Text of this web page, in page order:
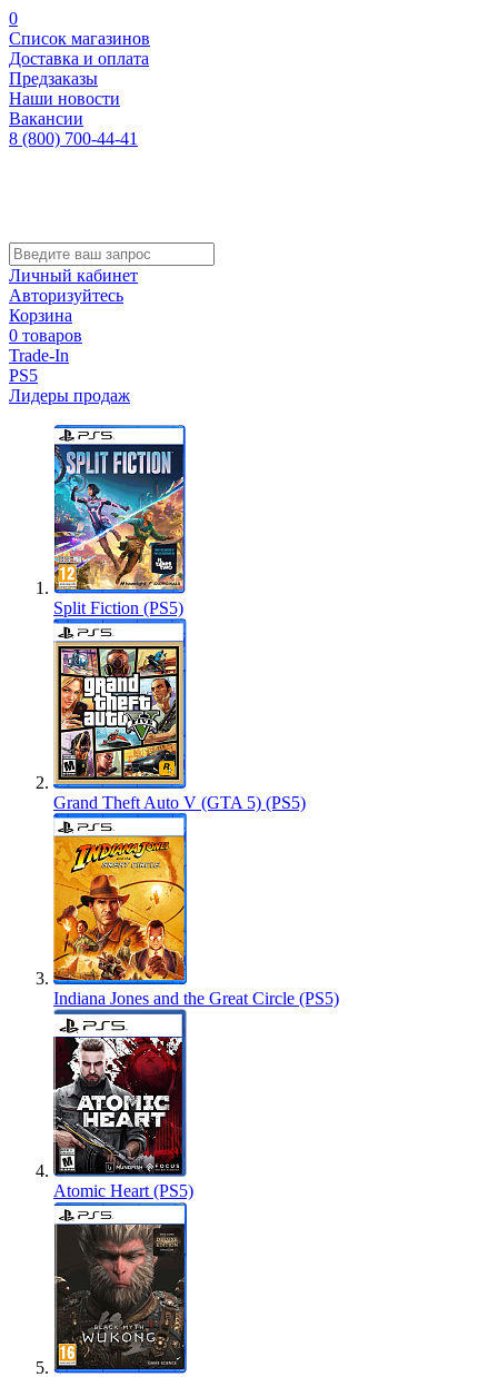
0
Список магазинов
Доставка и оплата
Предзаказы
Наши новости
Вакансии
8 (800) 700-44-41
Личный кабинет
Авторизуйтесь
Корзина
0 товаров
Trade-In
PS5
Лидеры продаж
Split Fiction (PS5)
Grand Theft Auto V (GTA 5) (PS5)
Indiana Jones and the Great Circle (PS5)
Atomic Heart (PS5)